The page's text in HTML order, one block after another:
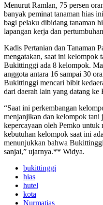
Menurut Ramlan, 75 persen
banyak peminat tanaman hias
bagi pelaku dibidang tanaman
lapangan kerja dan
Kadis Pertanian dan Tanaman
mengatakan, saat ini kelompok
Bukittinggi ada 8 kelompok.
anggota antara 16 sampai 30
Bukittinggi mencari bibit
dari daerah lain yang datang
“Saat ini perkembangan
menjanjikan dan kelompok tani
kepercayaan oleh Pemko untuk
kebutuhan kelompok saat ini
menunjukkan bahwa
sanjai,” ujarnya.** Widya.
bukittinggi
hias
hutel
kota
Nurmatias